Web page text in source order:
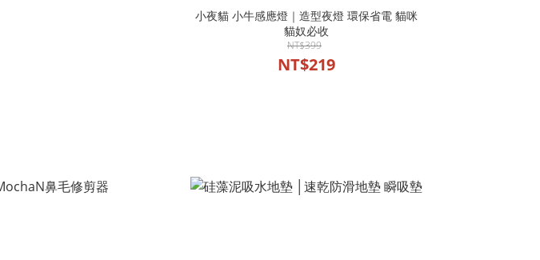
小夜貓 小牛感應燈｜造型夜燈 環保省電 貓咪
貓奴必收
NT$399
NT$219